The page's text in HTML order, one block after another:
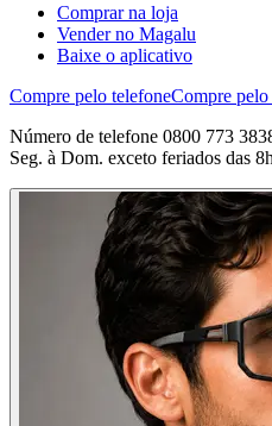
Comprar na loja
Vender no Magalu
Baixe o aplicativo
Compre pelo telefoneCompre pelo
Número de telefone 0800 773
Seg. à Dom. exceto feriados das